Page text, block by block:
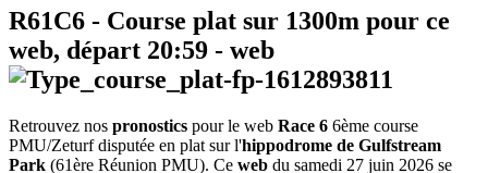
R61C6 - Course plat sur 1300m pour ce
web, départ 20:59 - web
Retrouvez nos pronostics pour le web Race 6 6ème course
PMU/Zeturf disputée en plat sur l'hippodrome de Gulfstream
Park (61ère Réunion PMU). Ce web du samedi 27 juin 2026 se